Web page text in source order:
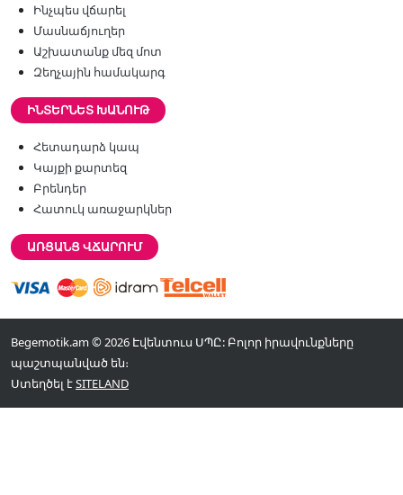
Ինչպես վճարել
Մասնաճյուղեր
Աշխատանք մեզ մոտ
Զեղչային համակարգ
ԻՆՏԵՐՆԵՏ ԽԱՆՈՒԹ
Հետադարձ կապ
Կայքի քարտեզ
Բրենդեր
Հատուկ առաջարկներ
ԱՌՑԱՆՑ ՎՃԱՐՈՒՄ
Begemotik.am © 2026 Էվենտուս ՍՊԸ: Բոլոր իրավունքները
պաշտպանված են։
Ստեղծել էSITELAND